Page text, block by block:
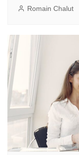
Romain Chalut